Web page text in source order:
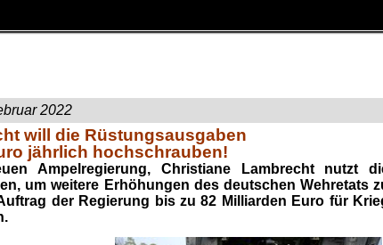
2022
will die Rüstungsausgaben
jährlich hochschrauben!
Ampelregierung, Christiane Lambrechtnutzt
um weitere Erhöhungen des deutschen Wehretats
der Regierung bis zu 82 Milliarden Euro für